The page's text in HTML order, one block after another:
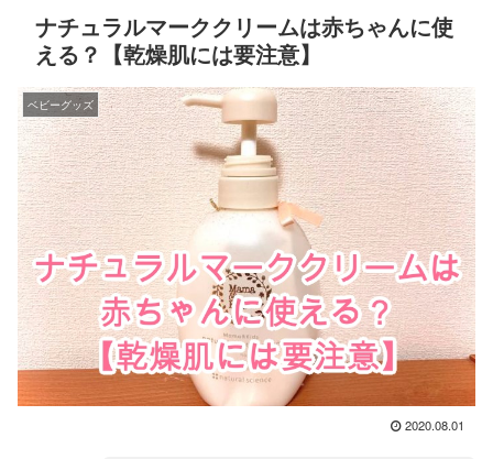
ナチュラルマーククリームは赤ちゃんに使
える？【乾燥肌には要注意】
ベビーグッズ
2020.08.01